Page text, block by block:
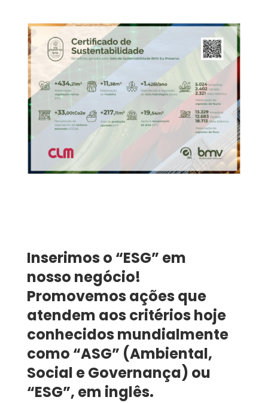
Inserimos o “ESG” em
nosso negócio!
Promovemos ações que
atendem aos critérios hoje
conhecidos mundialmente
como “ASG” (Ambiental,
Social e Governança) ou
“ESG”, em inglês.